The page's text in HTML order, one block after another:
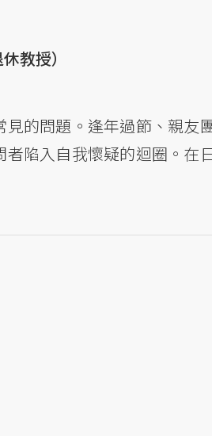
教授）
見的問題。逢年過節、親友
陷入自我懷疑的迴圈。在